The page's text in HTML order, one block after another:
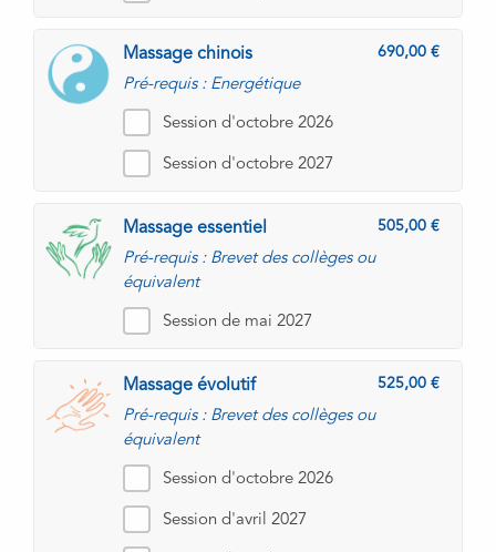
690,00
Massage chinois
Pré-requis : Energétique
Session d'octobre 2026
Session d'octobre 2027
505,00
Massage essentiel
Pré-requis : Brevet des collèges ou
équivalent
Session de mai 2027
525,00
Massage évolutif
Pré-requis : Brevet des collèges ou
équivalent
Session d'octobre 2026
Session d'avril 2027